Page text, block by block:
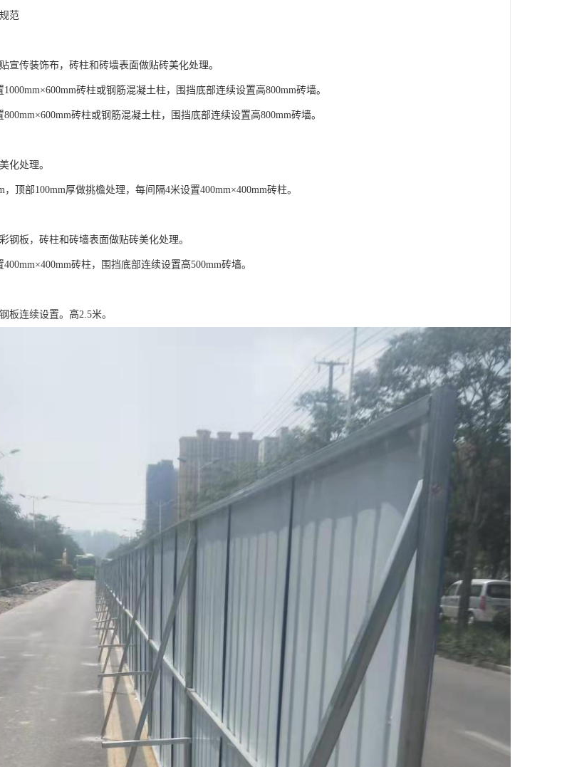
范
宣传装饰布，砖柱和砖墙表面做贴砖美化处理。
砖柱或钢筋混凝土柱，围挡底部连续设置高800mm砖墙。
砖柱或钢筋混凝土柱，围挡底部连续设置高800mm砖墙。
化处理。
顶部100mm厚做挑檐处理，每间隔4米设置400mm×400mm砖柱。
钢板，砖柱和砖墙表面做贴砖美化处理。
砖柱，围挡底部连续设置高500mm砖墙。
板连续设置。高2.5米。